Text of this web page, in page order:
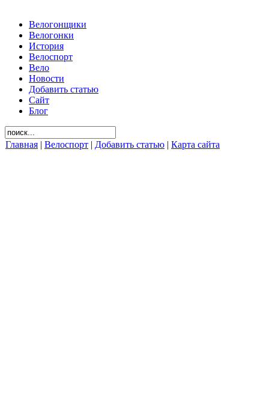
Велогонщики
Велогонки
История
Велоспорт
Вело
Новости
Добавить статью
Сайт
Блог
Главная | Велоспорт | Добавить статью | Карта сайта